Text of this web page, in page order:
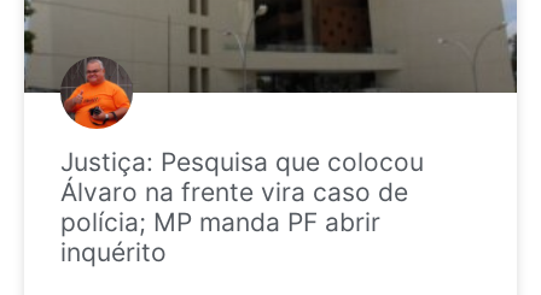
Justiça: Pesquisa que colocou
Álvaro na frente vira caso de
polícia; MP manda PF abrir
inquérito